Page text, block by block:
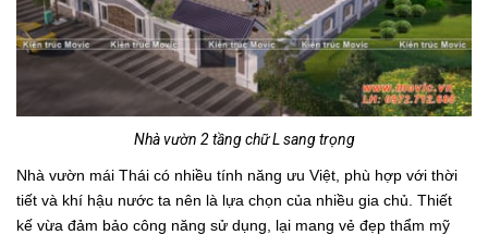
Nhà vườn 2 tầng chữ L sang trọng
Nhà vườn mái Thái có nhiều tính năng ưu Việt, phù hợp với thời
tiết và khí hậu nước ta nên là lựa chọn của nhiều gia chủ. Thiết
kế vừa đảm bảo công năng sử dụng, lại mang vẻ đẹp thẩm mỹ